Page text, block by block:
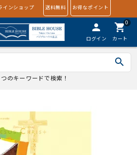
インショップ 送料無料 お得なポイント
person
ログイン
0
shopping_cart
カート
search
のキーワードで検索！